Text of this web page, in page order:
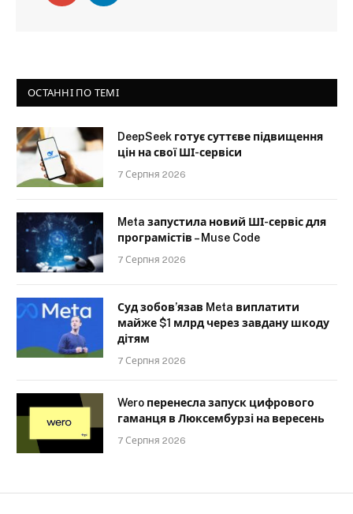
ОСТАННІ ПО ТЕМІ
DeepSeek готує суттєве підвищення
цін на свої ШІ-сервіси
7 Серпня 2026
Meta запустила новий ШІ-сервіс для
програмістів – Muse Code
7 Серпня 2026
Суд зобов’язав Meta виплатити
майже $1 млрд через завдану шкоду
дітям
7 Серпня 2026
Wero перенесла запуск цифрового
гаманця в Люксембурзі на вересень
7 Серпня 2026